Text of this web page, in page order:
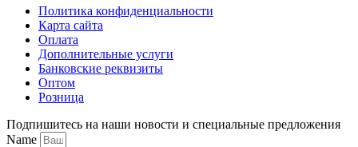
Политика конфиденциальности
Карта сайта
Оплата
Дополнительные услуги
Банковские реквизиты
Оптом
Розница
Подпишитесь на наши новости и специальные предложения
Name